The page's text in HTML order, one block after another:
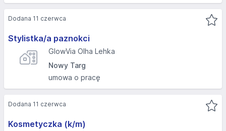
Stylistka/a paznokci
GlowVia Olha Lehka
Nowy Targ
umowa o pracę
Dodana 11 czerwca
Kosmetyczka (k/m)
Dodana 11 czerwca